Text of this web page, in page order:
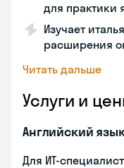
для практики
Изучает
расширения
Читать дальше
Услуги и
Английский
Для ИТ-